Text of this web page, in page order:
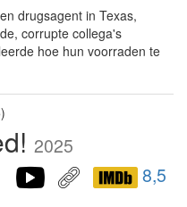
drugsagent in Texas,
corrupte collega's
hoe hun voorraden te
2025
8,5